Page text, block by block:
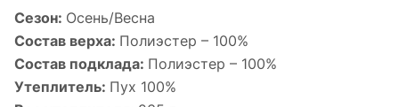
Сезон: Осень/Весна
Состав верха: Полиэстер – 100%
Состав подклада: Полиэстер – 100%
Утеплитель: Пух 100%